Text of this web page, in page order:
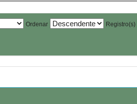
Ordenar Registro(s)